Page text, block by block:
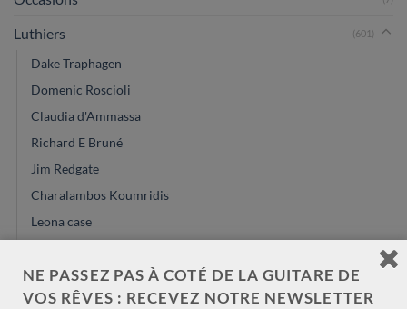
Luthiers (601)
Dake Traphagen
Domenic Roscioli
Claudia d'Ammassa
Richard E Bruné
Jim Redgate
Charalambos Koumridis
Leona case
Robin Moyes
Dennis Tolz
NE PASSEZ PAS À COTÉ DE LA GUITARE DE
VOS RÊVES : RECEVEZ NOTRE NEWSLETTER